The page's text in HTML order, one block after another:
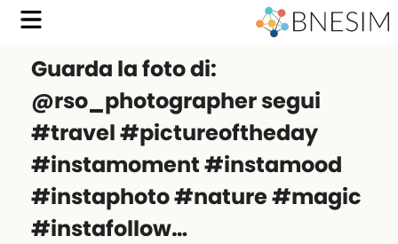
Guarda la foto di:
@rso_photographer segui
#travel #pictureoftheday
#instamoment #instamood
#instaphoto #nature #magic
#instafollow…